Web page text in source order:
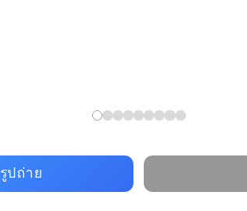
รูปถ่าย